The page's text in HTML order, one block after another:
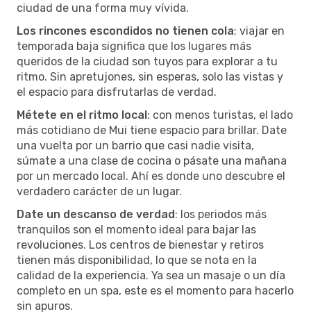
ciudad de una forma muy vívida.
Los rincones escondidos no tienen cola: viajar en
temporada baja significa que los lugares más
queridos de la ciudad son tuyos para explorar a tu
ritmo. Sin apretujones, sin esperas, solo las vistas y
el espacio para disfrutarlas de verdad.
Métete en el ritmo local: con menos turistas, el lado
más cotidiano de Mui tiene espacio para brillar. Date
una vuelta por un barrio que casi nadie visita,
súmate a una clase de cocina o pásate una mañana
por un mercado local. Ahí es donde uno descubre el
verdadero carácter de un lugar.
Date un descanso de verdad: los periodos más
tranquilos son el momento ideal para bajar las
revoluciones. Los centros de bienestar y retiros
tienen más disponibilidad, lo que se nota en la
calidad de la experiencia. Ya sea un masaje o un día
completo en un spa, este es el momento para hacerlo
sin apuros.